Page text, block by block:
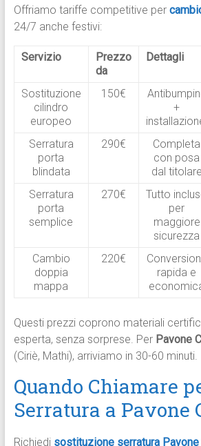
Offriamo tariffe competitive per
24/7 anche festivi:
Servizio
Prezzo
da
Dettagli
Sostituzione
cilindro
europeo
150€
+
Serratura
porta
blindata
290€
Completa
con posa
dal titolare
Serratura
porta
semplice
270€
Tutto
per
maggiore
sicurezza
Cambio
doppia
mappa
220€
rapida e
Questi prezzi coprono materiali
esperta, senza sorprese. Per Pavone
(Ciriè, Mathi), arriviamo in 30-60 minuti.
Quando Chiamare
Serratura a Pavone
Richiedi sostituzione serratura Pavone